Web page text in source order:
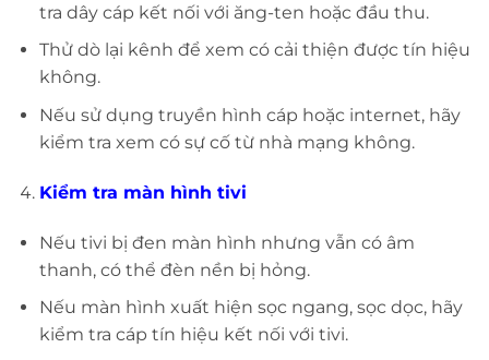
tra dây cáp kết nối với ăng-ten hoặc đầu thu.
Thử dò lại kênh để xem có cải thiện được tín hiệu
không.
Nếu sử dụng truyền hình cáp hoặc internet, hãy
kiểm tra xem có sự cố từ nhà mạng không.
Kiểm tra màn hình tivi
Nếu tivi bị đen màn hình nhưng vẫn có âm
thanh, có thể đèn nền bị hỏng.
Nếu màn hình xuất hiện sọc ngang, sọc dọc, hãy
kiểm tra cáp tín hiệu kết nối với tivi.